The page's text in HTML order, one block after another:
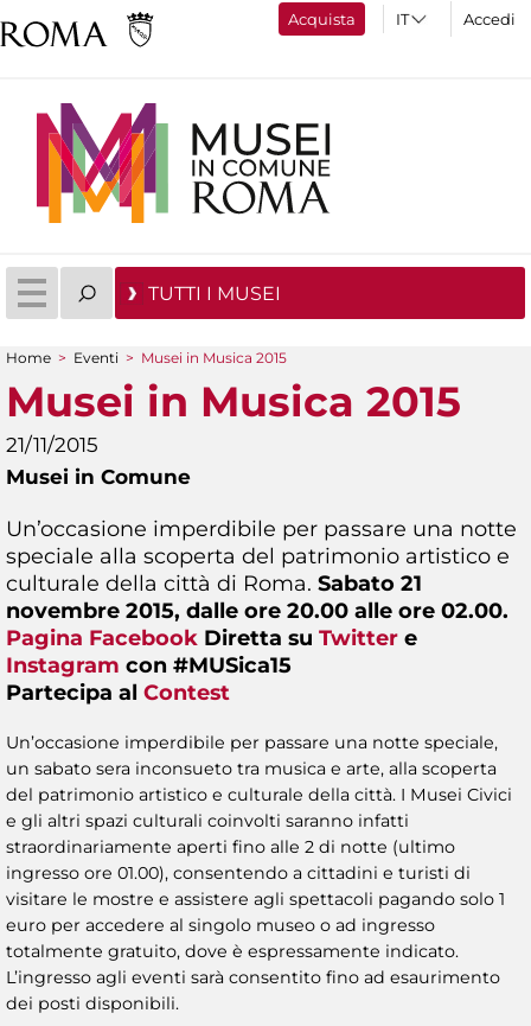
Acquista Accedi
TUTTI I MUSEI
Tu sei qui
Home > Eventi > Musei in Musica 2015
Musei in Musica 2015
21/11/2015
Musei in Comune
Un’occasione imperdibile per passare una notte
speciale alla scoperta del patrimonio artistico e
culturale della città di Roma. Sabato 21
novembre 2015, dalle ore 20.00 alle ore 02.00.
Pagina Facebook Diretta su Twitter e
Instagram con #MUSica15
Partecipa al Contest
Un’occasione imperdibile per passare una notte speciale,
un sabato sera inconsueto tra musica e arte, alla scoperta
del patrimonio artistico e culturale della città. I Musei Civici
e gli altri spazi culturali coinvolti saranno infatti
straordinariamente aperti fino alle 2 di notte (ultimo
ingresso ore 01.00), consentendo a cittadini e turisti di
visitare le mostre e assistere agli spettacoli pagando solo 1
euro per accedere al singolo museo o ad ingresso
totalmente gratuito, dove è espressamente indicato.
L’ingresso agli eventi sarà consentito fino ad esaurimento
dei posti disponibili.